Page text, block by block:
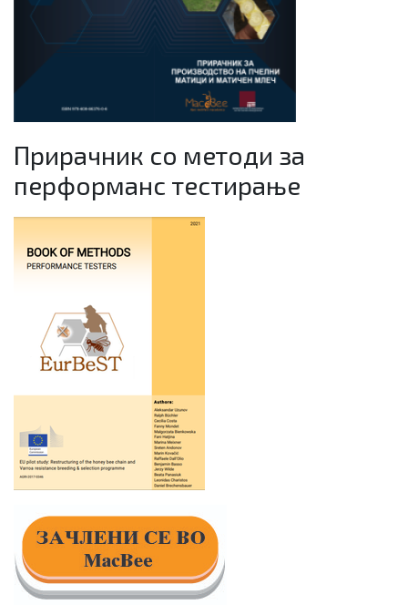
Прирачник со методи за
перформанс тестирање